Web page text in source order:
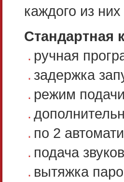
каждого из
Стандартная
ручная
задержка
режим
по 2
подача
вытяжка